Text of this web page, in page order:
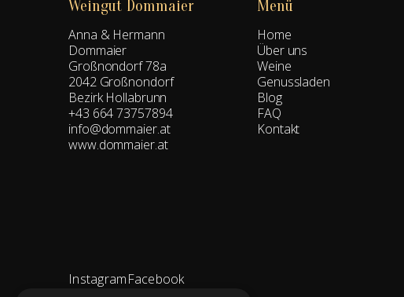
Weingut Dommaier
Anna & Hermann
Dommaier
Großnondorf 78a
2042 Großnondorf
Bezirk Hollabrunn
+43 664 73757894
info@dommaier.at
www.dommaier.at
Menü
Home
Über uns
Weine
Genussladen
Blog
FAQ
Kontakt
InstagramFacebook